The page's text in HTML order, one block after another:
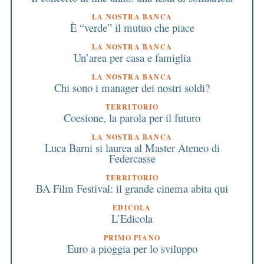
LA NOSTRA BANCA
È “verde” il mutuo che piace
LA NOSTRA BANCA
Un’area per casa e famiglia
LA NOSTRA BANCA
Chi sono i manager dei nostri soldi?
TERRITORIO
Coesione, la parola per il futuro
LA NOSTRA BANCA
Luca Barni si laurea al Master Ateneo di
Federcasse
TERRITORIO
BA Film Festival: il grande cinema abita qui
EDICOLA
L’Edicola
PRIMO PIANO
Euro a pioggia per lo sviluppo